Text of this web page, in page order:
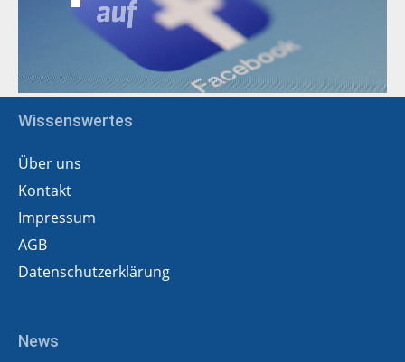
Wissenswertes
Über uns
Kontakt
Impressum
AGB
Datenschutzerklärung
News